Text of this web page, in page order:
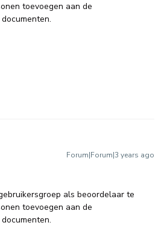
toevoegen aan de
Forum|Forum|3 years ago
als beoordelaar te
toevoegen aan de